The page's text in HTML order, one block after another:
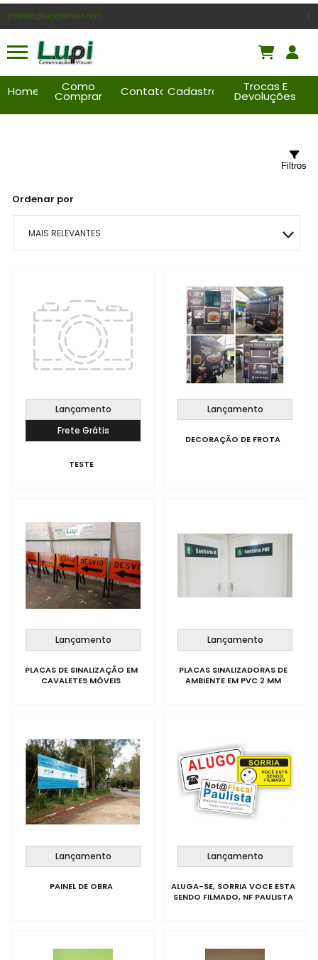
priscila@lupipaineis.com (
Home Como
Comprar Contato Cadastro Trocas E
Devoluções
Ordenar por
MAIS RELEVANTES
MENOR PREÇO
MAIOR PREÇO
Filtros
Lançamento
Frete Grátis
TESTE
Lançamento
DECORAÇÃO DE FROTA
Lançamento
PLACAS DE SINALIZAÇÃO EM
CAVALETES MÓVEIS
Lançamento
PLACAS SINALIZADORAS DE
AMBIENTE EM PVC 2 MM
Lançamento
PAINEL DE OBRA
Lançamento
ALUGA-SE, SORRIA VOCE ESTA
SENDO FILMADO, NF PAULISTA